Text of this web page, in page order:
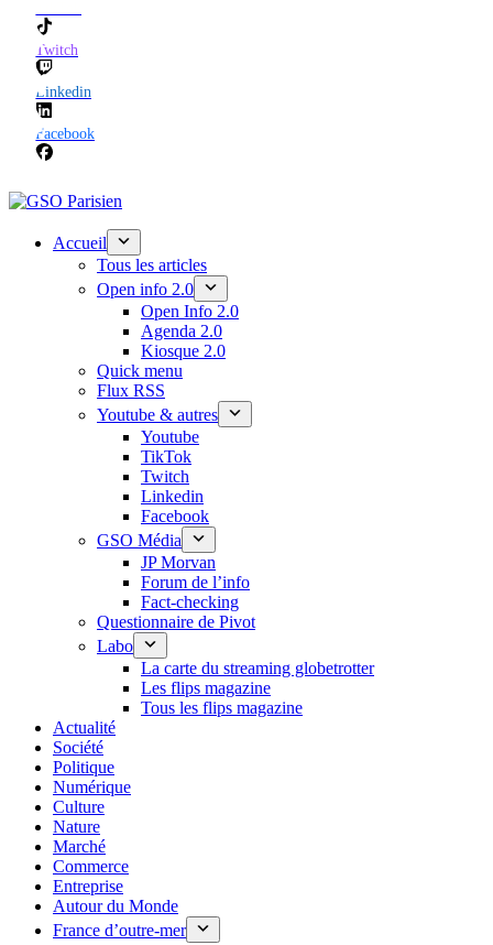
Twitch
Linkedin
Facebook
Accueil
Tous les articles
Open info 2.0
Open Info 2.0
Agenda 2.0
Kiosque 2.0
Quick menu
Flux RSS
Youtube & autres
Youtube
TikTok
Twitch
Linkedin
Facebook
GSO Média
JP Morvan
Forum de l’info
Fact-checking
Questionnaire de Pivot
Labo
La carte du streaming globetrotter
Les flips magazine
Tous les flips magazine
Actualité
Société
Politique
Numérique
Culture
Nature
Marché
Commerce
Entreprise
Autour du Monde
France d’outre-mer